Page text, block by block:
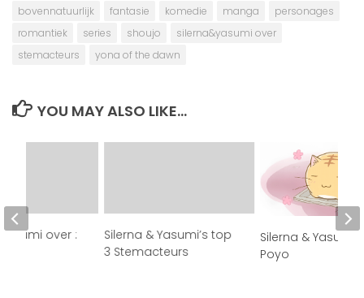
bovennatuurlijk
fantasie komedie manga
personages
romantiek
series shoujo
silerna&yasumi over
stemacteurs
yona of the dawn
YOU MAY ALSO LIKE...
Silerna & Yasumi’s top
3 Stemacteurs
Silerna & Yasumi
Poyo
over :